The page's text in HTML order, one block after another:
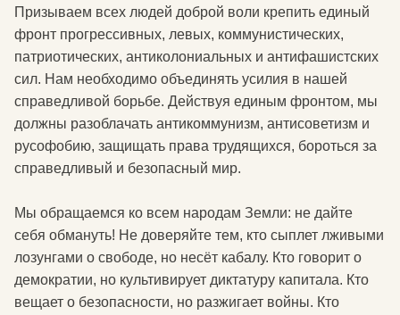
Призываем всех людей доброй воли крепить единый
фронт прогрессивных, левых, коммунистических,
патриотических, антиколониальных и антифашистских
сил. Нам необходимо объединять усилия в нашей
справедливой борьбе. Действуя единым фронтом, мы
должны разоблачать антикоммунизм, антисоветизм и
русофобию, защищать права трудящихся, бороться за
справедливый и безопасный мир.
Мы обращаемся ко всем народам Земли: не дайте
себя обмануть! Не доверяйте тем, кто сыплет лживыми
лозунгами о свободе, но несёт кабалу. Кто говорит о
демократии, но культивирует диктатуру капитала. Кто
вещает о безопасности, но разжигает войны. Кто